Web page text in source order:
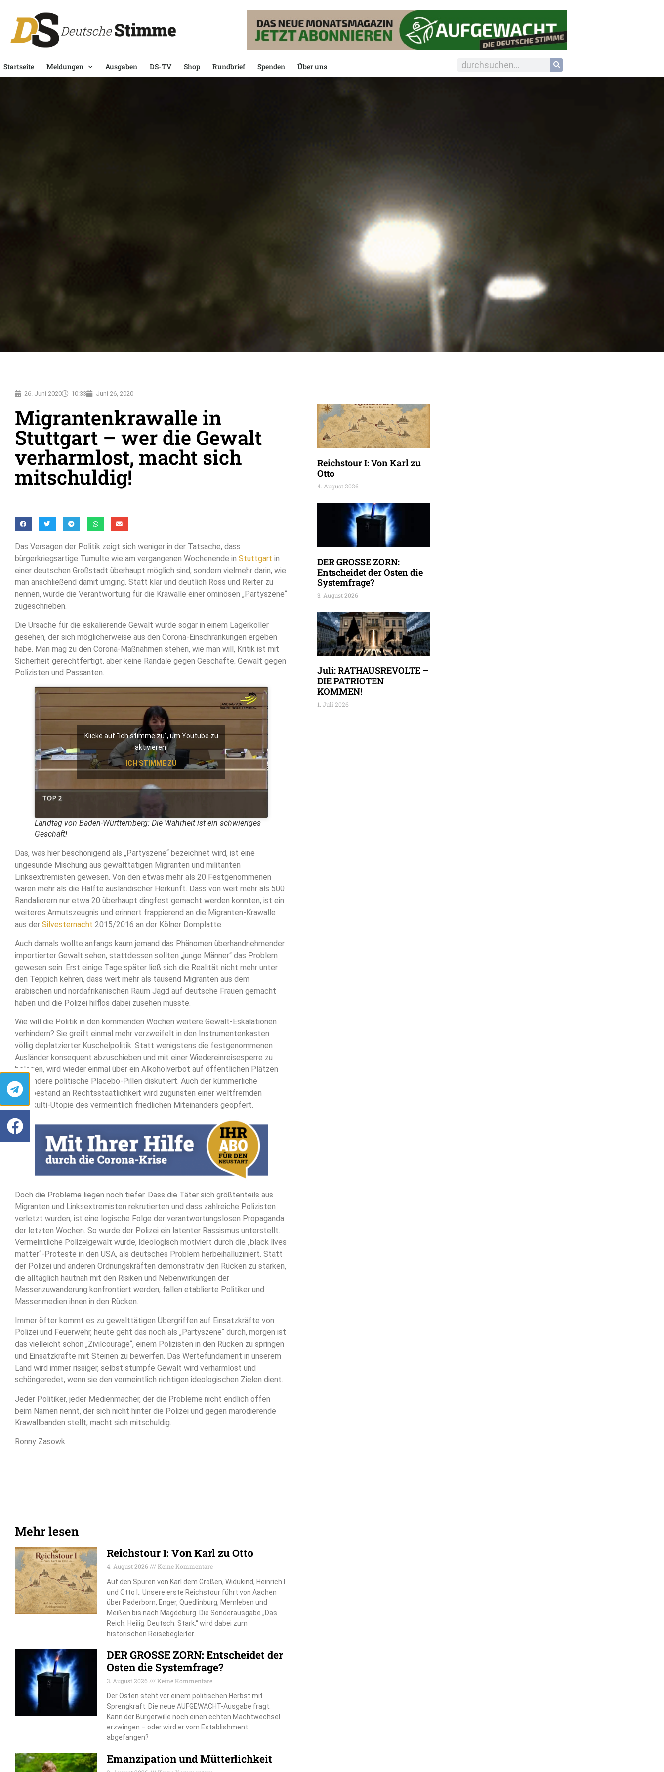
Startseite Meldungen Ausgaben DS-TV Shop Rundbrief Spenden Über uns
26. Juni 2020 10:33 Juni 26, 2020
Migrantenkrawalle in
Stuttgart – wer die Gewalt
verharmlost, macht sich
mitschuldig!
Das Versagen der Politik zeigt sich weniger in der Tatsache, dass
bürgerkriegsartige Tumulte wie am vergangenen Wochenende in Stuttgart in
einer deutschen Großstadt überhaupt möglich sind, sondern vielmehr darin, wie
man anschließend damit umging. Statt klar und deutlich Ross und Reiter zu
nennen, wurde die Verantwortung für die Krawalle einer ominösen „Partyszene“
zugeschrieben.
Die Ursache für die eskalierende Gewalt wurde sogar in einem Lagerkoller
gesehen, der sich möglicherweise aus den Corona-Einschränkungen ergeben
habe. Man mag zu den Corona-Maßnahmen stehen, wie man will, Kritik ist mit
Sicherheit gerechtfertigt, aber keine Randale gegen Geschäfte, Gewalt gegen
Polizisten und Passanten.
Klicke auf "Ich stimme zu", um Youtube zu
aktivieren
ICH STIMME ZU
Landtag von Baden-Württemberg: Die Wahrheit ist ein schwieriges
Geschäft!
Das, was hier beschönigend als „Partyszene“ bezeichnet wird, ist eine
ungesunde Mischung aus gewalttätigen Migranten und militanten
Linksextremisten gewesen. Von den etwas mehr als 20 Festgenommenen
waren mehr als die Hälfte ausländischer Herkunft. Dass von weit mehr als 500
Randalierern nur etwa 20 überhaupt dingfest gemacht werden konnten, ist ein
weiteres Armutszeugnis und erinnert frappierend an die Migranten-Krawalle
aus der Silvesternacht 2015/2016 an der Kölner Domplatte.
Auch damals wollte anfangs kaum jemand das Phänomen überhandnehmender
importierter Gewalt sehen, stattdessen sollten „junge Männer“ das Problem
gewesen sein. Erst einige Tage später ließ sich die Realität nicht mehr unter
den Teppich kehren, dass weit mehr als tausend Migranten aus dem
arabischen und nordafrikanischen Raum Jagd auf deutsche Frauen gemacht
haben und die Polizei hilflos dabei zusehen musste.
Wie will die Politik in den kommenden Wochen weitere Gewalt-Eskalationen
verhindern? Sie greift einmal mehr verzweifelt in den Instrumentenkasten
völlig deplatzierter Kuschelpolitik. Statt wenigstens die festgenommenen
Ausländer konsequent abzuschieben und mit einer Wiedereinreisesperre zu
belegen, wird wieder einmal über ein Alkoholverbot auf öffentlichen Plätzen
und andere politische Placebo-Pillen diskutiert. Auch der kümmerliche
Restbestand an Rechtsstaatlichkeit wird zugunsten einer weltfremden
Multikulti-Utopie des vermeintlich friedlichen Miteinanders geopfert.
Doch die Probleme liegen noch tiefer. Dass die Täter sich größtenteils aus
Migranten und Linksextremisten rekrutierten und dass zahlreiche Polizisten
verletzt wurden, ist eine logische Folge der verantwortungslosen Propaganda
der letzten Wochen. So wurde der Polizei ein latenter Rassismus unterstellt.
Vermeintliche Polizeigewalt wurde, ideologisch motiviert durch die „black lives
matter“-Proteste in den USA, als deutsches Problem herbeihalluziniert. Statt
der Polizei und anderen Ordnungskräften demonstrativ den Rücken zu stärken,
die alltäglich hautnah mit den Risiken und Nebenwirkungen der
Massenzuwanderung konfrontiert werden, fallen etablierte Politiker und
Massenmedien ihnen in den Rücken.
Immer öfter kommt es zu gewalttätigen Übergriffen auf Einsatzkräfte von
Polizei und Feuerwehr, heute geht das noch als „Partyszene“ durch, morgen ist
das vielleicht schon „Zivilcourage“, einem Polizisten in den Rücken zu springen
und Einsatzkräfte mit Steinen zu bewerfen. Das Wertefundament in unserem
Land wird immer rissiger, selbst stumpfe Gewalt wird verharmlost und
schöngeredet, wenn sie den vermeintlich richtigen ideologischen Zielen dient.
Jeder Politiker, jeder Medienmacher, der die Probleme nicht endlich offen
beim Namen nennt, der sich nicht hinter die Polizei und gegen marodierende
Krawallbanden stellt, macht sich mitschuldig.
Ronny Zasowk
Mehr lesen
Reichstour I: Von Karl zu Otto
4. August 2026
Keine Kommentare
Auf den Spuren von Karl dem Großen, Widukind, Heinrich I.
und Otto I.: Unsere erste Reichstour führt von Aachen
über Paderborn, Enger, Quedlinburg, Memleben und
Meißen bis nach Magdeburg. Die Sonderausgabe „Das
Reich. Heilig. Deutsch. Stark.“ wird dabei zum
historischen Reisebegleiter.
DER GROSSE ZORN: Entscheidet der
Osten die Systemfrage?
3. August 2026
Keine Kommentare
Der Osten steht vor einem politischen Herbst mit
Sprengkraft. Die neue AUFGEWACHT-Ausgabe fragt:
Kann der Bürgerwille noch einen echten Machtwechsel
erzwingen – oder wird er vom Establishment
abgefangen?
Emanzipation und Mütterlichkeit
Reichstour I: Von Karl zu
Otto
4. August 2026
DER GROSSE ZORN:
Entscheidet der Osten die
Systemfrage?
3. August 2026
Juli: RATHAUSREVOLTE –
DIE PATRIOTEN
KOMMEN!
1. Juli 2026